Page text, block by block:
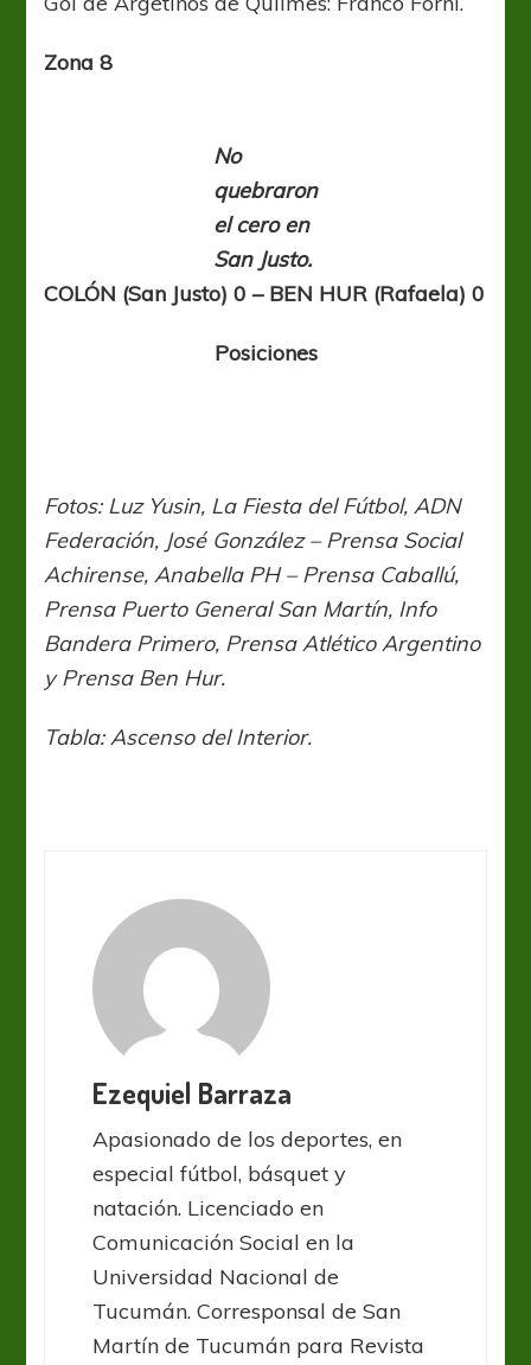
Zona 8
No
quebraron
el cero en
San Justo.
COLÓN (San Justo) 0 – BEN HUR (Rafaela) 0
Posiciones
Fotos: Luz Yusin, La Fiesta del Fútbol, ADN
Federación, José González – Prensa Social
Achirense, Anabella PH – Prensa Caballú,
Prensa Puerto General San Martín, Info
Bandera Primero, Prensa Atlético Argentino
y Prensa Ben Hur.
Tabla: Ascenso del Interior.
Ezequiel Barraza
Apasionado de los deportes, en
especial fútbol, básquet y
natación. Licenciado en
Comunicación Social en la
Universidad Nacional de
Tucumán. Corresponsal de San
Martín de Tucumán para Revista